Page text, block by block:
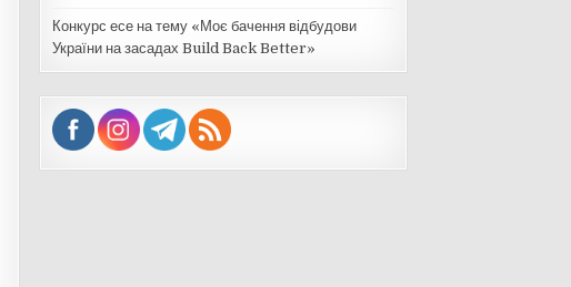
Конкурс есе на тему «Моє бачення відбудови
України на засадах Build Back Better»